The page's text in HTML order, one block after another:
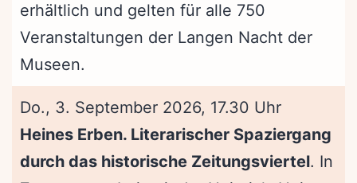
erhältlich und gelten für alle 750
Veranstaltungen der Langen Nacht der
Museen.
Do., 3. September 2026, 17.30 Uhr
Heines Erben. Literarischer Spaziergang
durch das historische Zeitungsviertel. In